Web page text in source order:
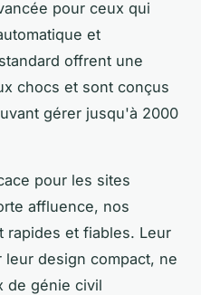
pour ceux qui
et
offrent une
chocs et sont conçus
gérer jusqu'à 2000
pour les sites
affluence, nos
rapides et fiables. Leur
design compact, ne
de génie civil